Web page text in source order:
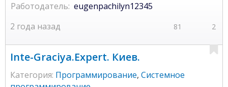
81 2
2 года назад
Работодатель: eugenpachilyn12345
Inte-Graciya.Expert. Киев.
Категория: Программирование, Системное